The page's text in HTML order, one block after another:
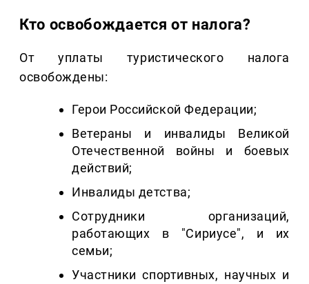
Кто освобождается от налога?
От уплаты туристического налога
освобождены:
Герои Российской Федерации;
Ветераны и инвалиды Великой
Отечественной войны и боевых
действий;
Инвалиды детства;
Сотрудники организаций,
работающих в "Сириусе", и их
семьи;
Участники спортивных, научных и